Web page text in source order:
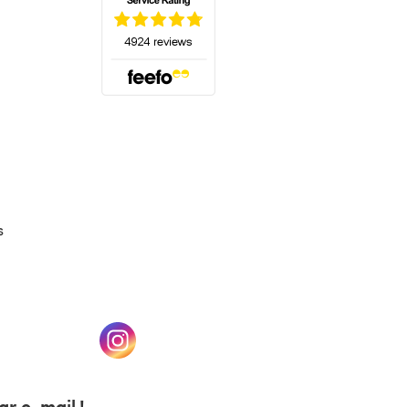
nouvel onglet) (s'ouvre dans un nouvel onglet)